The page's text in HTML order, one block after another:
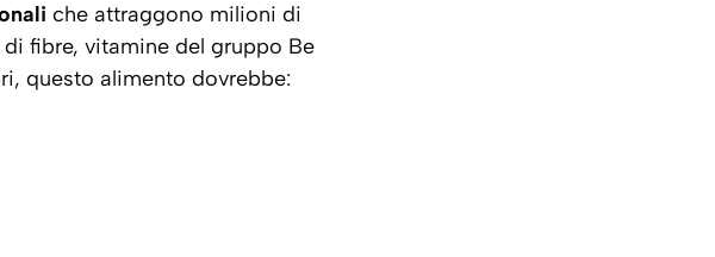
che attraggono milioni di
fibre, vitamine del gruppo Be
questo alimento dovrebbe: